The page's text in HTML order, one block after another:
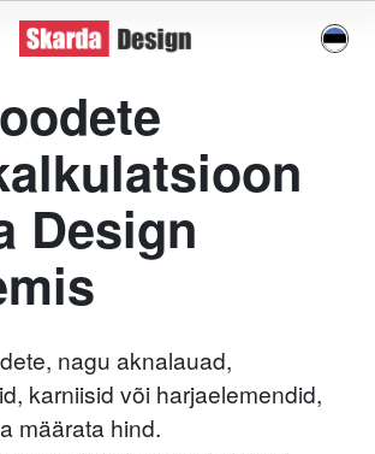
Design
nagu aknalauad,
karniisid või harjaelemendid,
määrata hind.